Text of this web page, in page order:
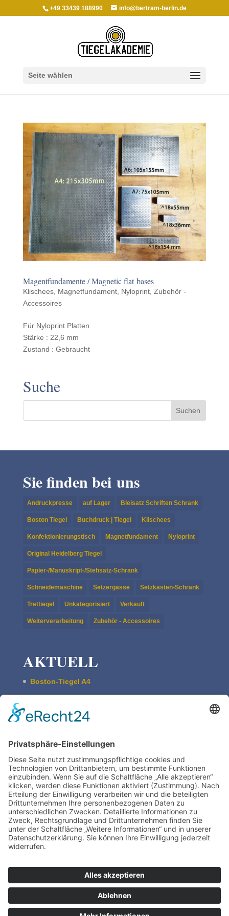
+49 33439 188990 info@bertram-berlin.de
Seite wählen
Magent­fun­da­mente / Magnetic flat bases
Klischees, Magnetfundament, Nyloprint, Zubehör -
Accessoires
Für Nylo­print Platten
Stärke : 22,6 mm
Zustand : Gebraucht
Suche
Sie finden bei uns
Andruckpresse auf Lager Bleisatz Schriften Schrank
Boston Tiegel Buchdruck | Tiegel Klischees
Konfektionierungstisch Magnetfundament Nyloprint
Original Heidelberg Tiegel
Papier-/Manuskript-/Stehsatz-Schrank
Schneidemaschine Setzergasse Setzkasten-Schrank
Trettiegel Unkategorisiert Verkauft
Weiterverarbeitung Zubehör - Accessoires
AKTUELL
Boston-Tiegel A4
ASBERN Radier­presse
Boston Tiegel W. Harth & Co.
Impres­sum
Daten­schutz | Legal
Train­ing
Grafische Maschinen | 15370 Fredersdorf near
Berlin | Germanywww.bertrammachines.com